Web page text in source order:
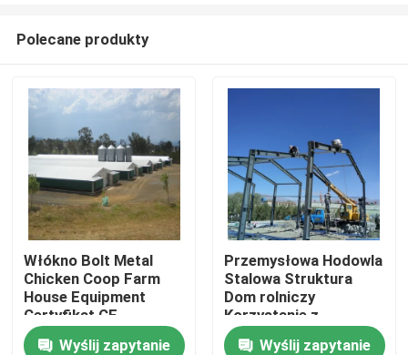
Do domu
Produkty
Polecane produkty
Włókno Bolt Metal
Chicken Coop Farm
House Equipment
Certyfikat CE
Wyślij zapytanie
Przemysłowa Hodowla
Stalowa Struktura
Dom rolniczy
Korzystanie z
kolorowego panelu
Wyślij zapytanie